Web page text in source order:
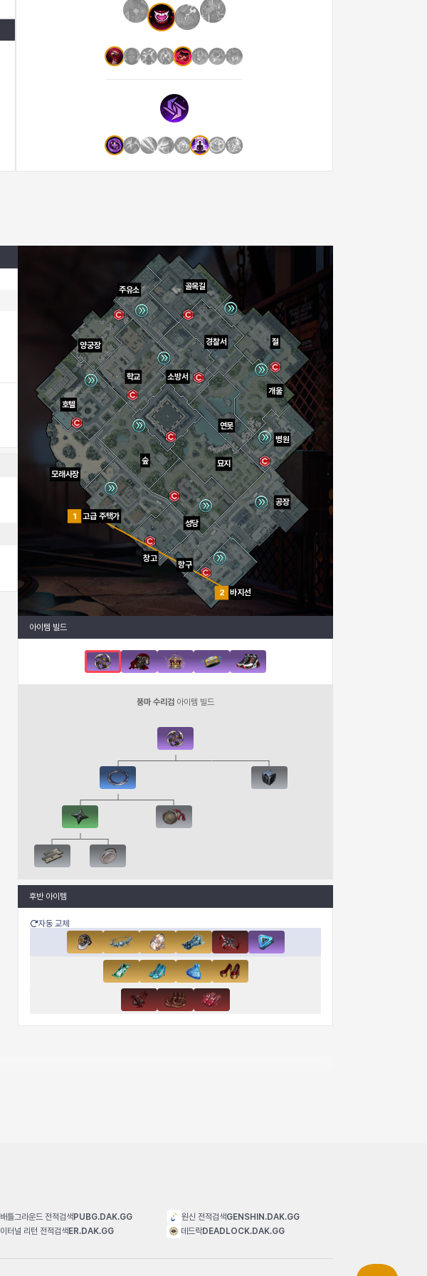
항구
창고
연못
개울
모래사장
1 고급 주택가
골목길
주유소
호텔
경찰서
소방서
병원
절
양궁장
묘지
숲
공장
성당
학교
2 바지선
아이템 빌드
풍마 수리검 아이템 빌드
후반 아이템
자동 교체
배틀그라운드 전적검색PUBG.DAK.GG
이터널 리턴 전적검색ER.DAK.GG
원신 전적검색GENSHIN.DAK.GG
데드락DEADLOCK.DAK.GG